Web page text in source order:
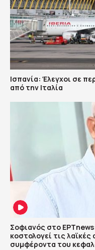
Ισπανία: Έλεγχοι σε
από την Ιταλία
Σοφιανός στο
κοστολογεί τις
συμφέροντα του